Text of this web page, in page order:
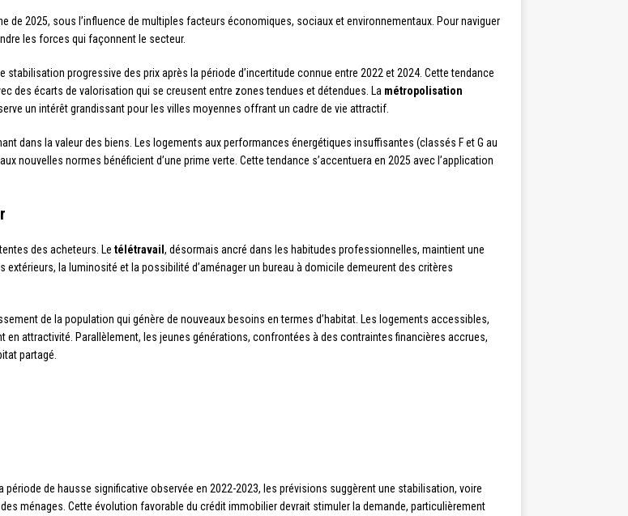
de 2025, sous l’influence de multiples facteurs économiques, sociaux et environnementaux. Pour naviguer
les forces qui façonnent le secteur.
stabilisation progressive des prix après la période d’incertitude connue entre 2022 et 2024. Cette tendance
des écarts de valorisation qui se creusent entre zones tendues et détendues. La métropolisation
un intérêt grandissant pour les villes moyennes offrant un cadre de vie attractif.
dans la valeur des biens. Les logements aux performances énergétiques insuffisantes (classés F et G au
nouvelles normes bénéficient d’une prime verte. Cette tendance s’accentuera en 2025 avec l’application
des acheteurs. Le télétravail , désormais ancré dans les habitudes professionnelles, maintient une
la luminosité et la possibilité d’aménager un bureau à domicile demeurent des critères
de la population qui génère de nouveaux besoins en termes d’habitat. Les logements accessibles,
attractivité. Parallèlement, les jeunes générations, confrontées à des contraintes financières accrues,
partagé.
de hausse significative observée en 2022-2023, les prévisions suggèrent une stabilisation, voire
ménages. Cette évolution favorable du crédit immobilier devrait stimuler la demande, particulièrement